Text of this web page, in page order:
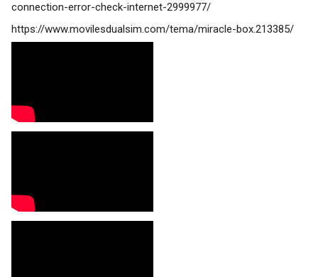
connection-error-check-internet-2999977/
https://www.movilesdualsim.com/tema/miracle-box.213385/